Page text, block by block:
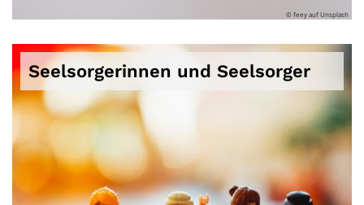
© feey auf Unsplash
Seelsorgerinnen und Seelsorger